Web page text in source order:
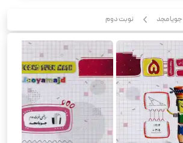
جویا مجد نوبت دوم